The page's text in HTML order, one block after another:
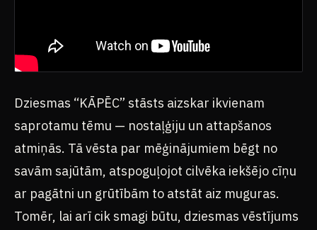
Dziesmas “KĀPĒC” stāsts aizskar ikvienam
saprotamu tēmu — nostaļģiju un attapšanos
atmiņās. Tā vēsta par mēģinājumiem bēgt no
savām sajūtām, atspoguļojot cilvēka iekšējo cīņu
ar pagātni un grūtībām to atstāt aiz muguras.
Tomēr, lai arī cik smagi būtu, dziesmas vēstījums